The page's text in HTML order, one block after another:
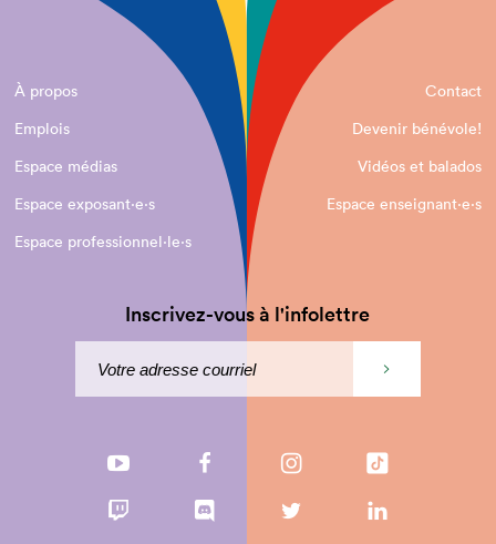
À propos
Contact
Emplois
Devenir bénévole!
Espace médias
Vidéos et balados
Espace exposant·e⋅s
Espace enseignant·e⋅s
Espace professionnel·le⋅s
Inscrivez-vous à l'infolettre